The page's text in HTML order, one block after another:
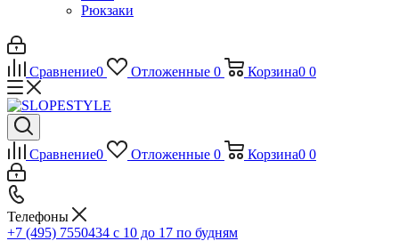
Рюкзаки
Сравнение0 Отложенные 0 Корзина0 0
Сравнение0 Отложенные 0 Корзина0 0
Телефоны
+7 (495) 7550434 с 10 до 17 по будням